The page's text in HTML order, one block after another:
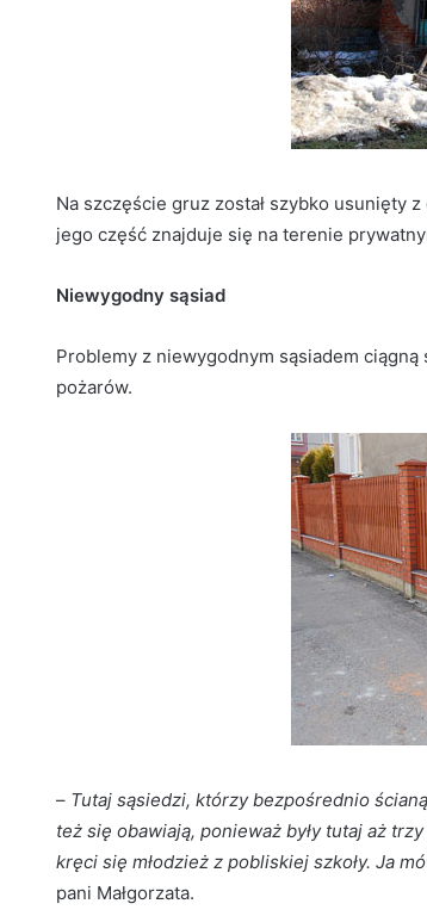
Na szczęście gruz został szybko usunięty
jego część znajduje się na terenie
Niewygodny sąsiad
Problemy z niewygodnym sąsiadem
pożarów.
– Tutaj sąsiedzi, którzy bezpośrednio
też się obawiają, ponieważ były tutaj aż
kręci się młodzież z pobliskiej szkoły. Ja
pani Małgorzata.